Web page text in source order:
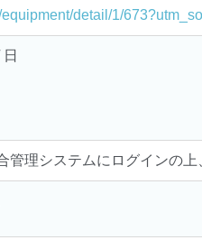
detail/1/
管理システムにログインの上